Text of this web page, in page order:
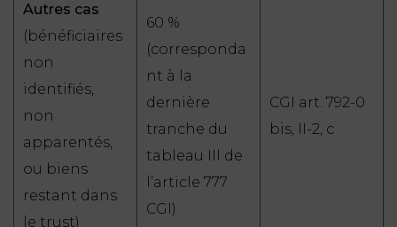
Autres cas
(bénéficiaires
non
identifiés,
non
apparentés,
ou biens
restant dans
le trust)
60 %
(corresponda
nt à la
dernière
tranche du
tableau III de
l’article 777
CGI)
CGI art. 792-0
bis, II-2, c